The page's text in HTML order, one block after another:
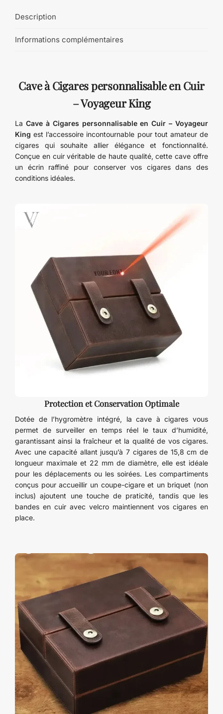
Description
Informations complémentaires
Cave à Cigares personnalisable en Cuir
– Voyageur King
La Cave à Cigares personnalisable en Cuir – Voyageur
King est l’accessoire incontournable pour tout amateur de
cigares qui souhaite allier élégance et fonctionnalité.
Conçue en cuir véritable de haute qualité, cette cave offre
un écrin raffiné pour conserver vos cigares dans des
conditions idéales.
Protection et Conservation Optimale
Dotée de l’hygromètre intégré, la cave à cigares vous
permet de surveiller en temps réel le taux d’humidité,
garantissant ainsi la fraîcheur et la qualité de vos cigares.
Avec une capacité allant jusqu’à 7 cigares de 15,8 cm de
longueur maximale et 22 mm de diamètre, elle est idéale
pour les déplacements ou les soirées. Les compartiments
conçus pour accueillir un coupe-cigare et un briquet (non
inclus) ajoutent une touche de praticité, tandis que les
bandes en cuir avec velcro maintiennent vos cigares en
place.